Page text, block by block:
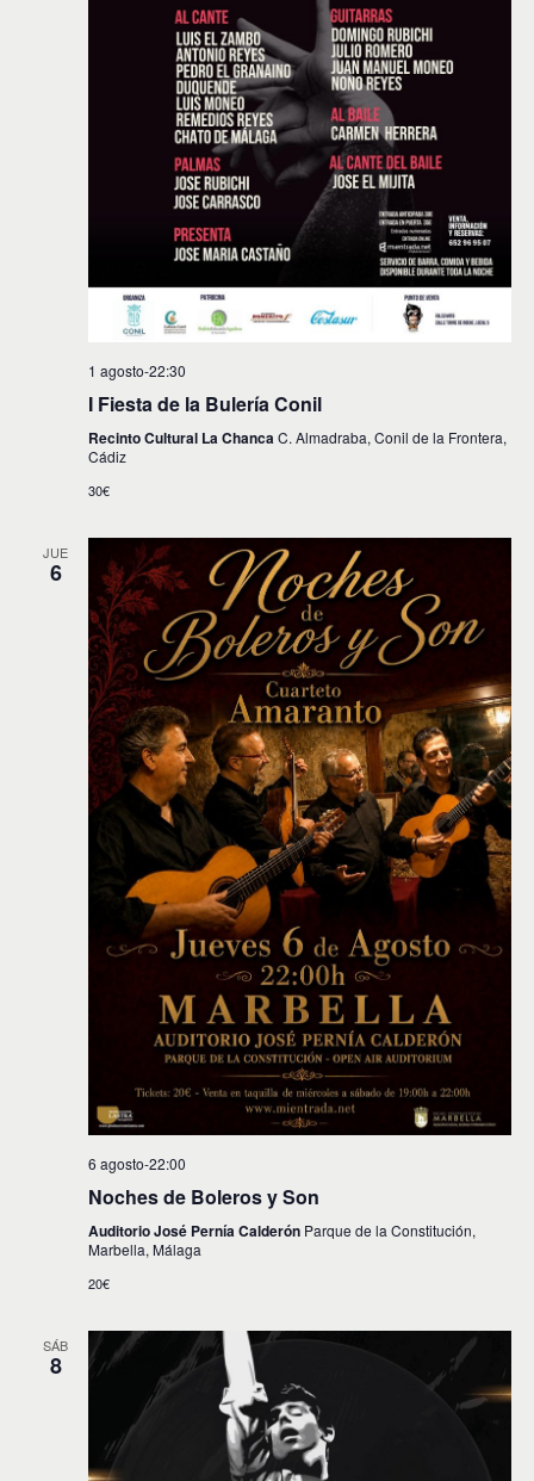
1 agosto-22:30
I Fiesta de la Bulería Conil
Recinto Cultural La ChancaC. Almadraba, Conil de la Frontera,
Cádiz
30€
JUE
6
6 agosto-22:00
Noches de Boleros y Son
Auditorio José Pernía Calderón Parque de la Constitución,
Marbella, Málaga
20€
SÁB
8